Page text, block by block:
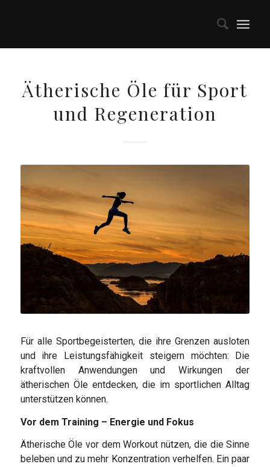
Ätherische Öle für Sport
und Regeneration
Für alle Sportbegeisterten, die ihre Grenzen ausloten
und ihre Leistungsfähigkeit steigern möchten: Die
kraftvollen Anwendungen und Wirkungen der
ätherischen Öle entdecken, die im sportlichen Alltag
unterstützen können.
Vor dem Training – Energie und Fokus
Ätherische Öle vor dem Workout nützen, die die Sinne
beleben und zu mehr Konzentration verhelfen. Ein paar